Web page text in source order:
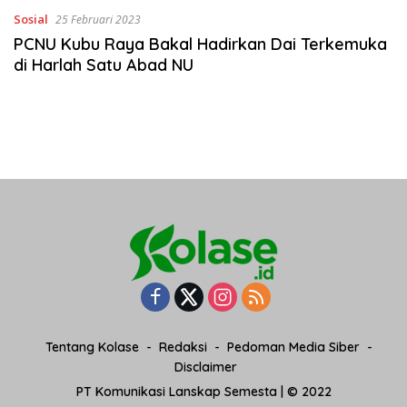
Sosial 25 Februari 2023
PCNU Kubu Raya Bakal Hadirkan Dai Terkemuka
di Harlah Satu Abad NU
Tentang Kolase Redaksi
Pedoman Media Siber
Disclaimer
PT Komunikasi Lanskap Semesta | © 2022